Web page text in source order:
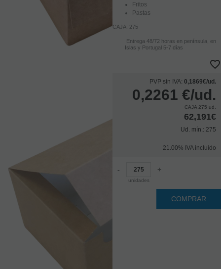
Fritos
Pastas
CAJA: 275
Entrega 48/72 horas en península, en
Islas y Portugal 5-7 días
PVP sin IVA: 0,1869€/ud.
0,2261 €/ud.
CAJA 275 ud.
62,191€
Ud. mín.: 275
21.00% IVA incluido
-
unidades
+
COMPRAR